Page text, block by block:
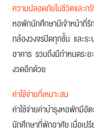
ความปลอดภัยในชีวิตและท
หอพักนักศึกษามีเจ้าหน้าที่
กล้องวงจรปิดทุกชั้น และร
อาคาร รวมถึงมีกำหนดระ
งวดอีกด้วย
ค่าใช้จ่ายที่เหมาะสม
ค่าใช้จ่ายค่าบำรุงหอพักมี
นักศึกษาที่พักอาศัย เมื่อเป